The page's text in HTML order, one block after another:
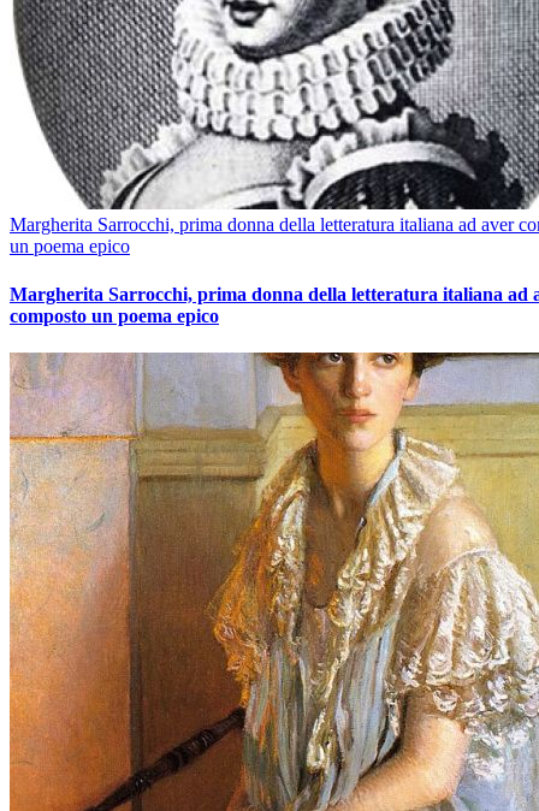
Margherita Sarrocchi, prima donna della letteratura italiana ad aver
un poema epico
Margherita Sarrocchi, prima donna della letteratura italiana ad
composto un poema epico